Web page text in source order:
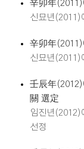
辛卯年
신묘년(2011)
辛卯年
신묘년(2011)
壬辰年
關 選定
임진년
선정